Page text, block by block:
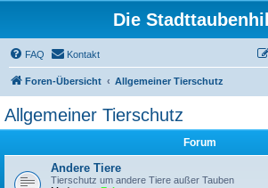
Die
FAQ Kontakt
Foren-Übersicht Allgemeiner Tierschutz
Allgemeiner Tierschutz
Forum
Andere Tiere
Tierschutz um andere Tiere außer Tauben